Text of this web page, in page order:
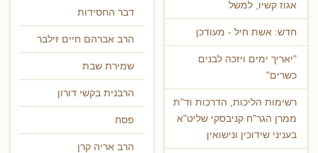
אגוז קשיו, למשל
חדש: אשת חיל - מעודכן
"יאריך ימים ויזכה לבנים
כשרים"
רשימות הליכות, הדרכות וד"ת
ממרן הגר"ח קניבסקי שליט"א
בעניני שידוכין ונישואין
דבר החסידות
הרב אברהם חיים זילבר
שמירת שבת
הרבנית בקשי דורון
פסח
הרב אריה קרן